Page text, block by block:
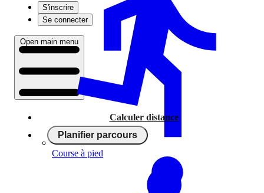
S'inscrire
Se connecter
Open main menu
Calculer distance
Planifier parcours
Course à pied